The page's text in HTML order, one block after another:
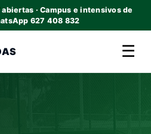
· Campus e intensivos de
627 408 832
☰